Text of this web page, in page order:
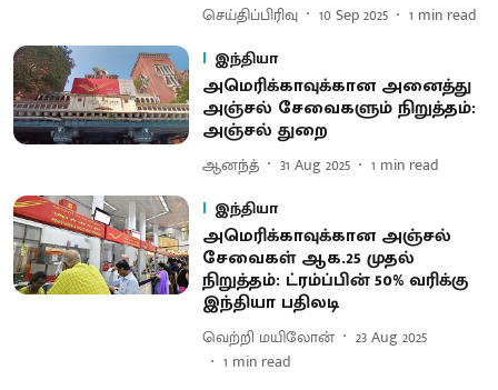
செய்திப்பிரிவு 10 Sep 2025 1 min read
இந்தியா
அமெரிக்காவுக்கான அனைத்து
அஞ்சல் சேவைகளும் நிறுத்தம்:
அஞ்சல் துறை
ஆனந்த் 31 Aug 2025 1 min read
இந்தியா
அமெரிக்காவுக்கான அஞ்சல்
சேவைகள் ஆக.25 முதல்
நிறுத்தம்: ட்ரம்ப்பின் 50% வரிக்கு
இந்தியா பதிலடி
வெற்றி மயிலோன்
23 Aug 2025
1 min read